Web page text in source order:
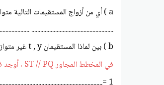
a ) أي من أزواج المستقيمات التالية متوازية مع التعليل :
........................................................
b ) بين لماذا المستقيمان t , y غير متوازيان ؟ ..............................................................................................
في المخطط المجاور ST // PQ ، أوجد قياس كل من الزوايا التالية :